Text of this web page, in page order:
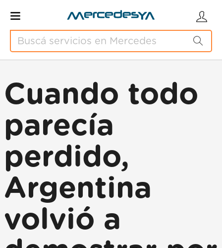
Cuando todo
parecía
perdido,
Argentina
volvió a